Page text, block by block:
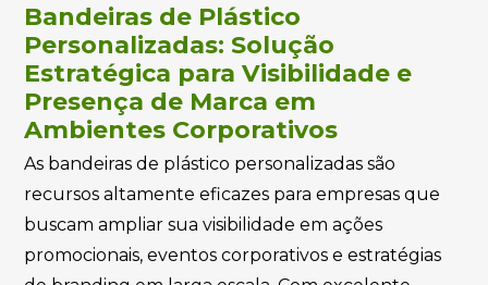
Bandeiras de Plástico
Personalizadas: Solução
Estratégica para Visibilidade e
Presença de Marca em
Ambientes Corporativos
As bandeiras de plástico personalizadas são
recursos altamente eficazes para empresas que
buscam ampliar sua visibilidade em ações
promocionais, eventos corporativos e estratégias